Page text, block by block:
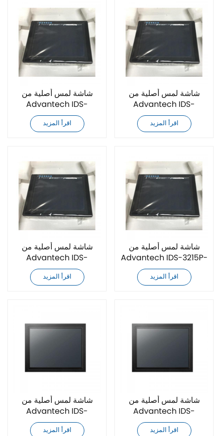
شاشة لمس أصلية من
Advantech IDS-
3210G-50XGA1
اقرأ المزيد
شاشة لمس أصلية من
Advantech IDS-
3206R-80SVGA1E
اقرأ المزيد
شاشة لمس أصلية من
Advantech IDS-
3206G-80SVGA1E
اقرأ المزيد
شاشة لمس أصلية من
Advantech IDS-3215P-
50XGA1
اقرأ المزيد
شاشة لمس أصلية من
Advantech IDS-
3215ER-25XGA2E
اقرأ المزيد
شاشة لمس أصلية من
Advantech IDS-
3215EG-25XGA1E
اقرأ المزيد